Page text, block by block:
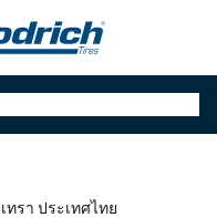
รา ประเทศไทย